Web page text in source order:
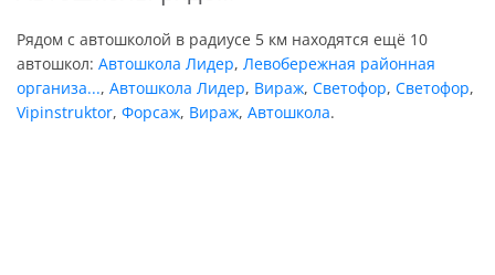
Рядом с автошколой в радиусе 5 км находятся ещё 10
автошкол: Автошкола Лидер, Левобережная районная
организа..., Автошкола Лидер, Вираж, Светофор, Светофор,
Vipinstruktor, Форсаж, Вираж, Автошкола.